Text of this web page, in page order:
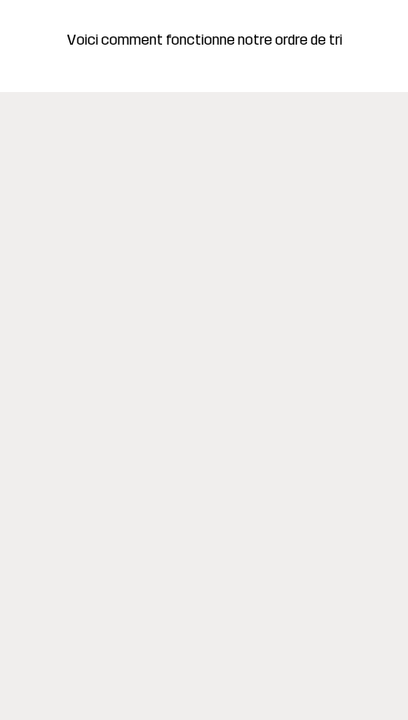
Voici comment fonctionne notre ordre de tri